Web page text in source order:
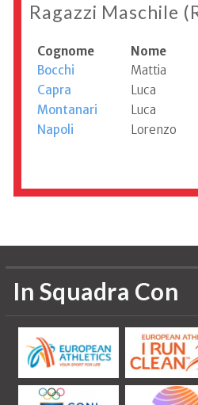
Ragazzi Maschile
Cognome Nome
Bocchi
Mattia
Capra
Luca
Montanari
Luca
Napoli
Lorenzo
In Squadra Con